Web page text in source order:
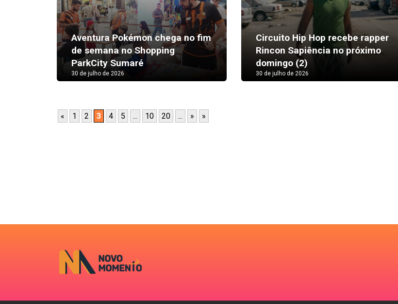
Aventura Pokémon chega no fim
de semana no Shopping
ParkCity Sumaré
30 de julho de 2026
Circuito Hip Hop recebe rapper
Rincon Sapiência no próximo
domingo (2)
30 de julho de 2026
« 1 2 3 4 5 ... 10 20 ... » »